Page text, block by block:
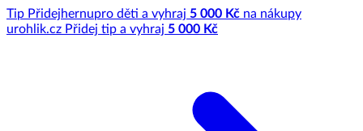
Tip Přidejhernupro děti a vyhraj 5 000 Kč na nákupy
urohlik.cz Přidej tip a vyhraj 5 000 Kč